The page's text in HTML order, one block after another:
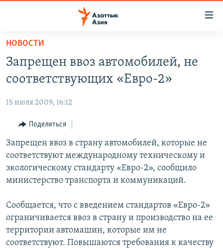
Вернуться
основному
содержанию
навигации
Вернутся
поиску
КАЗАХСТАН
УЗБЕКИСТАН
ТАДЖИКИСТАН
НОВОСТИ
ВОЙНА В УКРАИНЕ
НА ДРУГИХ ЯЗЫКАХ
ҚАЗАҚША
КЫРГЫЗЧА
ТОҶИКӢ
Все сайты РСЕ/РС
НОВОСТИ
Запрещен ввоз автомобилей, не
соответствующих «Евро-2»
15 июля 2009, 16:12
Поделиться
Запрещен ввоз в страну автомобилей, которые не
соответствуют международному техническому и
экологическому стандарту «Евро-2», сообщило
министерство транспорта и коммуникаций.
Сообщается, что с введением стандартов «Евро-2»
ограничивается ввоз в страну и производство на ее
территории автомашин, которые им не
соответствуют. Повышаются требования к качеству